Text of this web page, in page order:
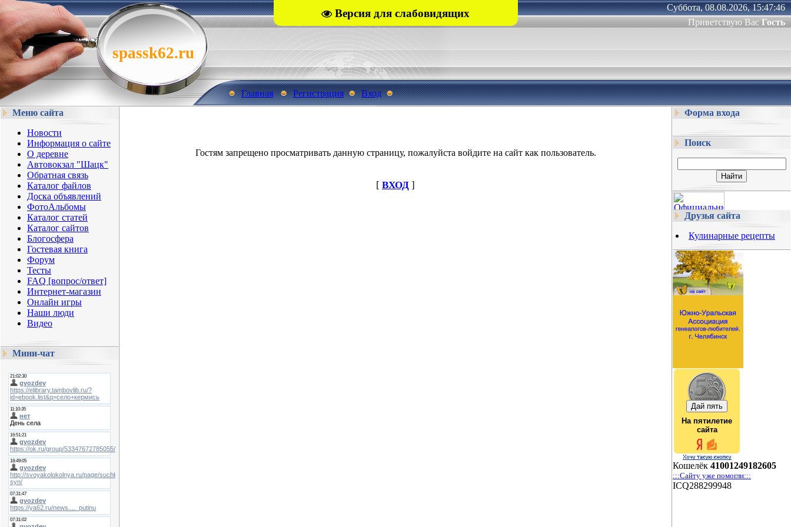
Версия для слабовидящих
spassk62.ru
Суббота, 08.08.2026, 15:47:46
Приветствую Вас Гость
Главная Регистрация
Вход
Меню сайта
Новости
Информация о сайте
О деревне
Автовокзал "Шацк"
Обратная связь
Каталог файлов
Доска объявлений
ФотоАльбомы
Каталог статей
Каталог сайтов
Блогосфера
Гостевая книга
Форум
Тесты
FAQ [вопрос/ответ]
Интернет-магазин
Онлайн игры
Наши люди
Видео
Мини-чат
Гостям запрещено просматривать данную страницу, пожалуйста войдите на сайт как пользователь.
[ ВХОД ]
Форма входа
Поиск
Друзья сайта
Кулинарные рецепты
На пятилетие
сайта
Кошелёк 41001249182605
:::Сайту уже помогли:::
ICQ288299948